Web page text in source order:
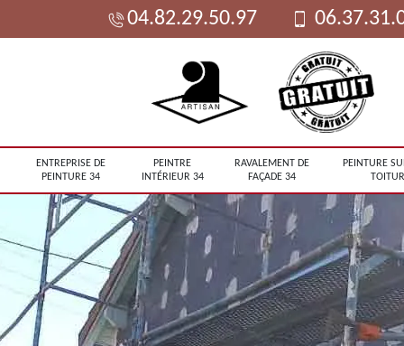
04.82.29.50.97
ENTREPRISE DE
PEINTURE 34
PEINTRE
INTÉRIEUR 34
RAVALEMENT DE
FAÇADE 34
PEINTURE